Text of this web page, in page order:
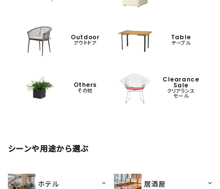
Outdoor
アウトドア
Table
テーブル
Others
その他
Clearance
Sale
クリアランス
セール
シーンや用途から選ぶ
ホテル 居酒屋